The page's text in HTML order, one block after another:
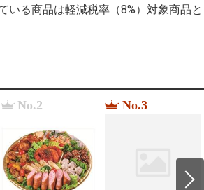
%EB%AF%B8%EC%9A%A9%EC%82%AC
%EC%9B%B9%ED%88%B0
水
%D1%84%D0%B3%D0%B2%D1%88%D1%89 478
s%C3%A1ch %C3%B4n thi t%E1%BB%91t
nghi%E1%BB%87p m%C3%B4n v%C4%83n 2025
いる商品は軽減税率（8%）対象商品と
No.2 No.3